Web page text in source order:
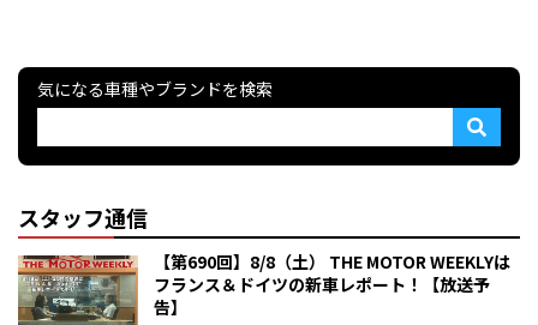
気になる車種やブランドを検索
スタッフ通信
【第690回】8/8（土） THE MOTOR WEEKLYは
フランス＆ドイツの新車レポート！【放送予
告】